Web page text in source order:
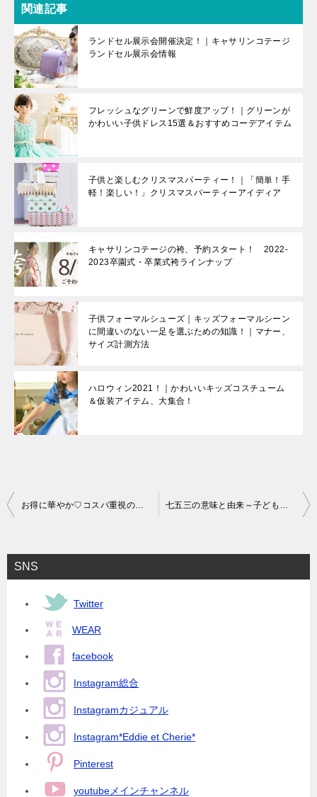
関連記事
ランドセル展示会開催決定！｜キャサリンコテージ
ランドセル展示会情報
フレッシュなグリーンで鮮度アップ！｜グリーンが
かわいい子供ドレス15選＆おすすめコーデアイテム
子供と楽しむクリスマスパーティー！｜「簡単！手
軽！楽しい！」クリスマスパーティーアイディア
キャサリンコテージの袴、予約スタート！ 2022‐
2023卒園式・卒業式袴ラインナップ
子供フォーマルシューズ｜キッズフォーマルシーン
に間違いのない一足を選ぶための知識！｜マナー、
サイズ計測方法
ハロウィン2021！｜かわいいキッズコスチューム
＆仮装アイテム、大集合！
投
ビ
お得に華やか♡コスパ重視のキッズドレス選び！ 七五三の意味と由来～子どもの成長を機に家族の絆を祝う日本の伝統行事
SNS
Twitter
WEAR
facebook
Instagram総合
Instagramカジュアル
Instagram*Eddie et Cherie*
Pinterest
youtubeメインチャンネル